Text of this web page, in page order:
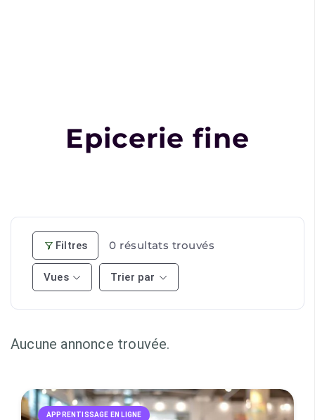
Epicerie fine
Filtres 0 résultats trouvés
Vues Trier par
Aucune annonce trouvée.
APPRENTISSAGE EN LIGNE